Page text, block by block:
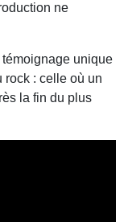
ne
témoignage unique
rock : celle où un
la fin du plus